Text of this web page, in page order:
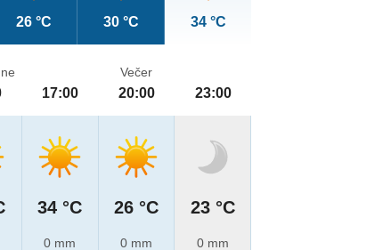
26 °C 30 °C 34 °C
17:00
34 °C
0 mm
Večer
20:00
26 °C
0 mm
23:00
23 °C
0 mm